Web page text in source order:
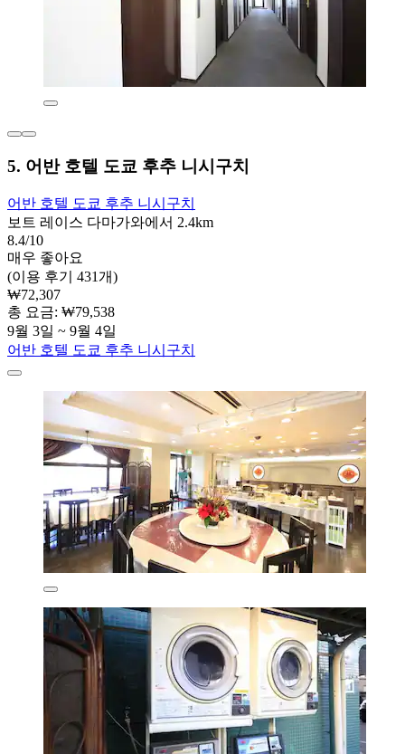
5. 어반 호텔 도쿄 후추 니시구치
어반 호텔 도쿄 후추 니시구치
보트 레이스 다마가와에서 2.4km
8.4/10
매우 좋아요
(이용 후기 431개)
₩72,307
총 요금: ₩79,538
9월 3일 ~ 9월 4일
어반 호텔 도쿄 후추 니시구치